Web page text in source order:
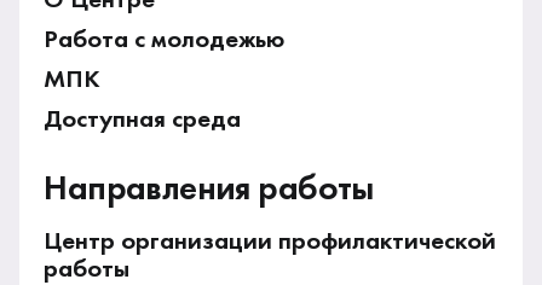
Работа с молодежью
МПК
Доступная среда
Направления работы
Центр организации профилактической
работы